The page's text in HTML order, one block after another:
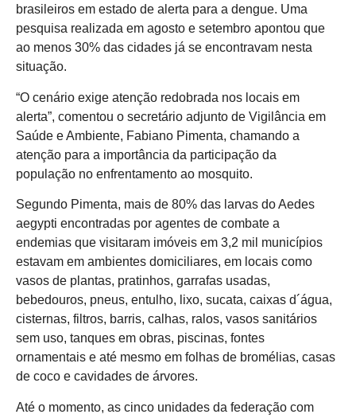
brasileiros em estado de alerta para a dengue. Uma
pesquisa realizada em agosto e setembro apontou que
ao menos 30% das cidades já se encontravam nesta
situação.
“O cenário exige atenção redobrada nos locais em
alerta”, comentou o secretário adjunto de Vigilância em
Saúde e Ambiente, Fabiano Pimenta, chamando a
atenção para a importância da participação da
população no enfrentamento ao mosquito.
Segundo Pimenta, mais de 80% das larvas do Aedes
aegypti encontradas por agentes de combate a
endemias que visitaram imóveis em 3,2 mil municípios
estavam em ambientes domiciliares, em locais como
vasos de plantas, pratinhos, garrafas usadas,
bebedouros, pneus, entulho, lixo, sucata, caixas d´água,
cisternas, filtros, barris, calhas, ralos, vasos sanitários
sem uso, tanques em obras, piscinas, fontes
ornamentais e até mesmo em folhas de bromélias, casas
de coco e cavidades de árvores.
Até o momento, as cinco unidades da federação com